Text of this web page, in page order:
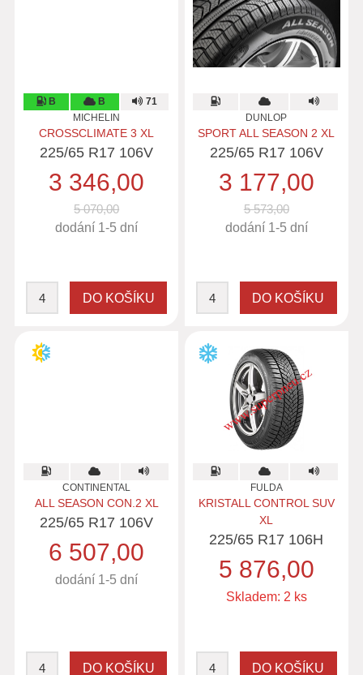
B B
71
MICHELIN
CROSSCLIMATE 3 XL
225/65 R17 106V
3 346,00
5 070,00
dodání 1-5 dní
DUNLOP
SPORT ALL SEASON 2 XL
225/65 R17 106V
3 177,00
5 573,00
dodání 1-5 dní
CONTINENTAL
ALL SEASON CON.2 XL
225/65 R17 106V
6 507,00
dodání 1-5 dní
FULDA
KRISTALL CONTROL SUV
XL
225/65 R17 106H
5 876,00
Skladem: 2 ks